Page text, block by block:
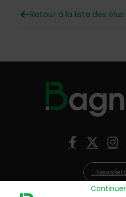
Retour à la liste des élus
X